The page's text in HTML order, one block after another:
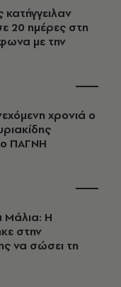
20 ημέρες στη
με την
χρονιά ο
ΠΑΓΝΗ
Μάλια: Η
στην
να σώσει τη